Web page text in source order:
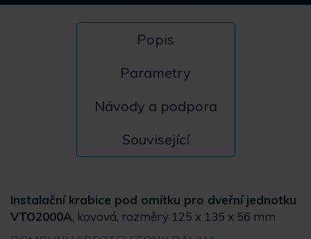
Popis
Parametry
Návody a podpora
Související
Instalační krabice pod omítku pro dveřní jednotku
VTO2000A, kovová, rozměry 125 x 135 x 56 mm